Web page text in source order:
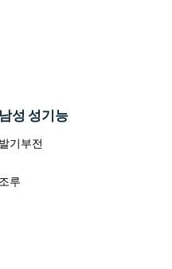
남성 성기능
발기부전
조루